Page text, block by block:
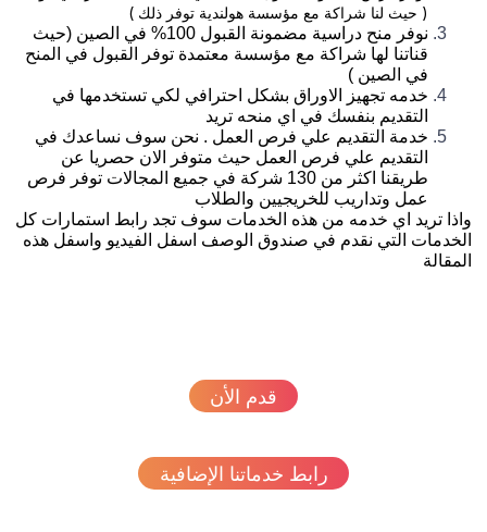
( حيث لنا شراكة مع مؤسسة هولندية توفر ذلك )
نوفر منح دراسية مضمونة القبول 100% في الصين (حيث
قناتنا لها شراكة مع مؤسسة معتمدة توفر القبول في المنح
في الصين )
خدمه تجهيز الاوراق بشكل احترافي لكي تستخدمها في
التقديم بنفسك في اي منحه تريد
خدمة التقديم علي فرص العمل . نحن سوف نساعدك في
التقديم علي فرص العمل حيث متوفر الان حصريا عن
طريقنا اكثر من 130 شركة في جميع المجالات توفر فرص
عمل وتداريب للخريجيين والطلاب
تريد اي خدمه من هذه الخدمات سوف تجد رابط استمارات كل
التي نقدم في صندوق الوصف اسفل الفيديو واسفل هذه
قدم الأن
رابط خدماتنا الإضافية